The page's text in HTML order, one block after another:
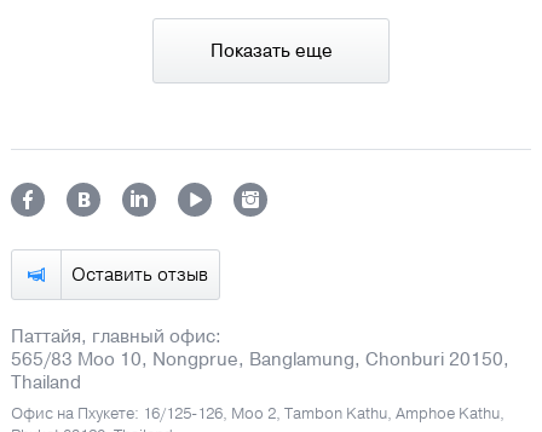
Показать еще
Оставить отзыв
Паттайя, главный офис:
565/83 Moo 10, Nongprue, Banglamung, Chonburi 20150,
Thailand
Офис на Пхукете: 16/125-126, Moo 2, Tambon Kathu, Amphoe Kathu,